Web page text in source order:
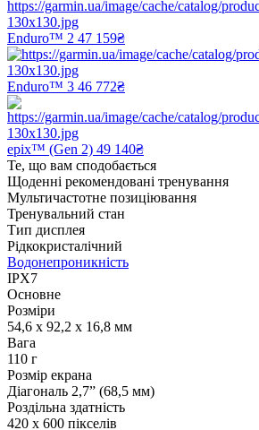
Enduro™ 2 47 159₴
Enduro™ 3 46 772₴
epix™ (Gen 2) 49 140₴
Те, що вам сподобається
Щоденні рекомендовані тренування
Мультичастотне позиціювання
Тренувальний стан
Тип дисплея
Рідкокристалічний
Водонепроникність
IPX7
Основне
Розміри
54,6 x 92,2 x 16,8 мм
Вага
110 г
Розмір екрана
Діагональ 2,7” (68,5 мм)
Роздільна здатність
420 x 600 пікселів